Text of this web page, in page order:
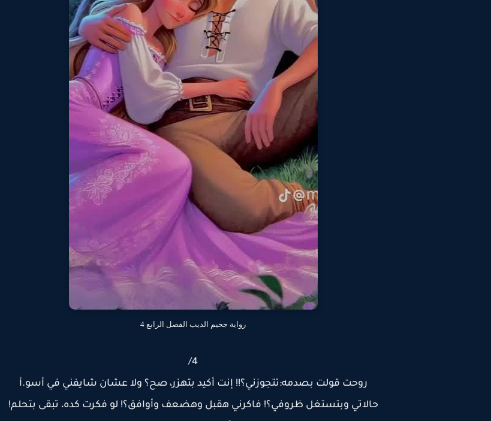
رواية جحيم الديب الفصل الرابع 4
4/
روحت قولت بصدمه:تتجوزني؟!! إنت أكيد بتهزر، صح؟ ولا عشان شايفني في أسو.أ
حالاتي وبتستغل ظروفي؟! فاكرني هقبل وهضعف وأوافق؟! لو فكرت كده، تبقى بتحلم!